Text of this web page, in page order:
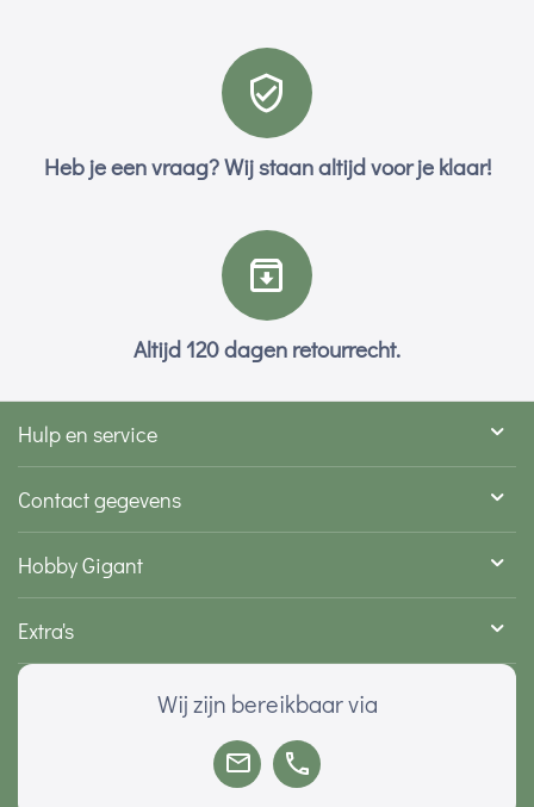
Heb je een vraag? Wij staan altijd voor je klaar!
Altijd 120 dagen retourrecht.
Hulp en service
Contact gegevens
Hobby Gigant
Extra's
Wij zijn bereikbaar via